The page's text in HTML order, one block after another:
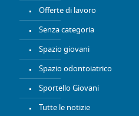
Offerte di lavoro
Senza categoria
Spazio giovani
Spazio odontoiatrico
Sportello Giovani
Tutte le notizie